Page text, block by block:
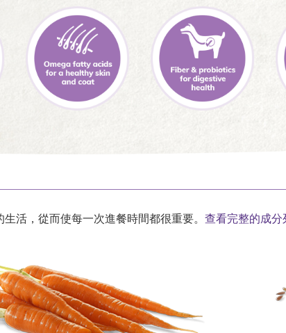
活，從而使每一次進餐時間都很重要。 查看完整的成分